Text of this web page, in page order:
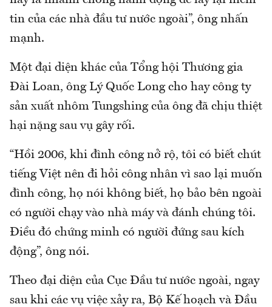
tin của các nhà đầu tư nước ngoài”, ông nhấn
mạnh.
Một đại diện khác của Tổng hội Thương gia
Đài Loan, ông Lý Quốc Long cho hay công ty
sản xuất nhôm Tungshing của ông đã chịu thiệt
hại nặng sau vụ gây rối.
“Hồi 2006, khi đình công nở rộ, tôi có biết chút
tiếng Việt nên đi hỏi công nhân vì sao lại muốn
đình công, họ nói không biết, họ bảo bên ngoài
có người chạy vào nhà máy và đánh chúng tôi.
Điều đó chứng minh có người đứng sau kích
động”, ông nói.
Theo đại diện của Cục Đầu tư nước ngoài, ngay
sau khi các vụ việc xảy ra, Bộ Kế hoạch và Đầu